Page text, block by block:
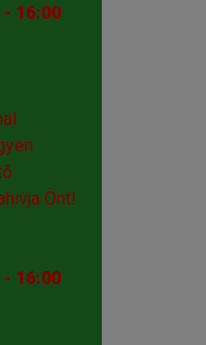
- 16:00
Önt!
- 16:00